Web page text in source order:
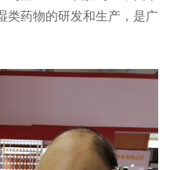
类药物的研发和生产，是广